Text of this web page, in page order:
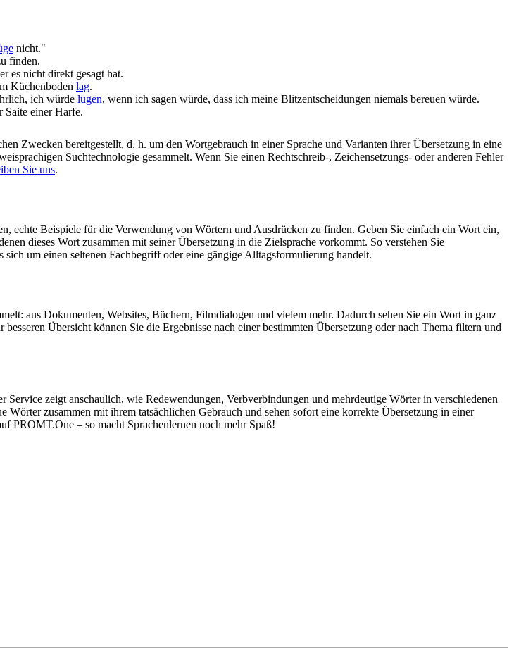
nicht."
finden.
es nicht direkt gesagt hat.
Küchenboden lag.
ich würde lügen, wenn ich sagen würde, dass ich meine Blitzentscheidungen niemals bereuen würde.
Saite einer Harfe.
Zwecken bereitgestellt, d. h. um den Wortgebrauch in einer Sprache und Varianten ihrer Übersetzung in eine
Suchtechnologie gesammelt. Wenn Sie einen Rechtschreib-, Zeichensetzungs- oder anderen Fehler
Sie uns.
Beispiele für die Verwendung von Wörtern und Ausdrücken zu finden. Geben Sie einfach ein Wort ein,
dieses Wort zusammen mit seiner Übersetzung in die Zielsprache vorkommt. So verstehen Sie
um einen seltenen Fachbegriff oder eine gängige Alltagsformulierung handelt.
aus Dokumenten, Websites, Büchern, Filmdialogen und vielem mehr. Dadurch sehen Sie ein Wort in ganz
Übersicht können Sie die Ergebnisse nach einer bestimmten Übersetzung oder nach Thema filtern und
zeigt anschaulich, wie Redewendungen, Verbverbindungen und mehrdeutige Wörter in verschiedenen
zusammen mit ihrem tatsächlichen Gebrauch und sehen sofort eine korrekte Übersetzung in einer
PROMT.One – so macht Sprachenlernen noch mehr Spaß!